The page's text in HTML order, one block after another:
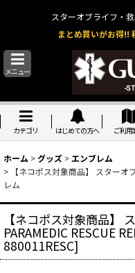
スターオブライフ・
まとめ買いがお得!!
メニュー
カテゴリ はじめての方へ ご利用
ホーム >グッズ >エンブレム
>
【ネコポス対象商品】 スターオ
レム
【ネコポス対象商品】
PARAMEDIC RESCUE
880011RESC]